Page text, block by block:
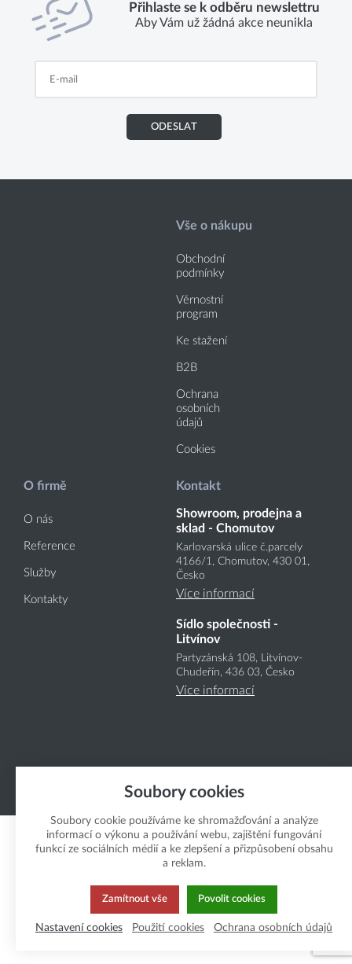
Přihlaste se k odběru newslettru
Aby Vám už žádná akce neunikla
ODESLAT
Vše o nákupu
Obchodní
podmínky
Věrnostní
program
Ke stažení
B2B
Ochrana
osobních
údajů
Cookies
O firmě
O nás
Reference
Služby
Kontakty
Kontakt
Showroom, prodejna a
sklad - Chomutov
Karlovarská ulice č.parcely
4166/1, Chomutov, 430 01,
Česko
Více informací
Sídlo společnosti -
Litvínov
Partyzánská 108, Litvínov-
Chudeřín, 436 03, Česko
Více informací
Copyright Boukal.CZ 2026
Soubory cookies
Soubory cookie používáme ke shromažďování a analýze
informací o výkonu a používání webu, zajištění fungování
funkcí ze sociálních médií a ke zlepšení a přizpůsobení obsahu
a reklam.
Zamítnout vše Povolit cookies
Nastavení cookies Použití cookies Ochrana osobních údajů